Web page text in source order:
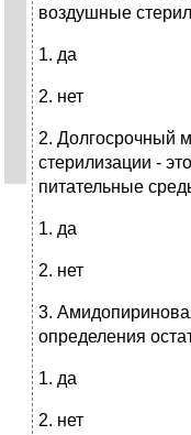
воздушные
1. да
2. нет
2. Долгосрочный
стерилизации -
питательные
1. да
2. нет
3.
определения
1. да
2. нет